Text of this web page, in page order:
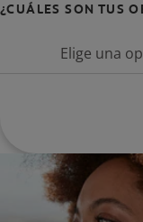
¿CUÁLES SON TUS
Elige una